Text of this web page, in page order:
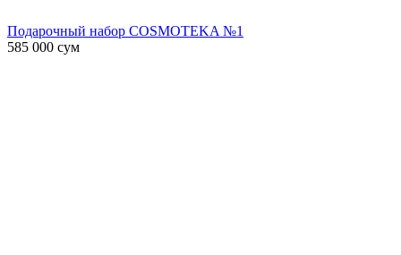
Подарочный набор COSMOTEKA №1
585 000 сум